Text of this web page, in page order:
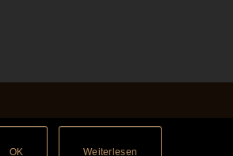
OK Weiterlesen